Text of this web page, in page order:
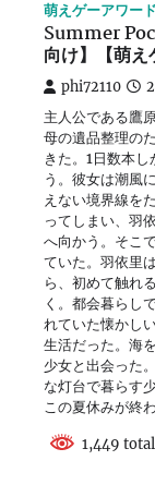
萌えゲーアワー
Summer
向け】【萌
phi72110
主人公である鷹
母の遺品整理の
きた。1日数本
う。彼女は潮風
えない境界線を
ってしまい、羽
へ向かう。そこ
ていた。羽依里
ら、初めて触れ
く。都会暮らし
れていた懐かし
生活だった。海
少女と出会った
な灯台で暮らす
この夏休みが終
1,449